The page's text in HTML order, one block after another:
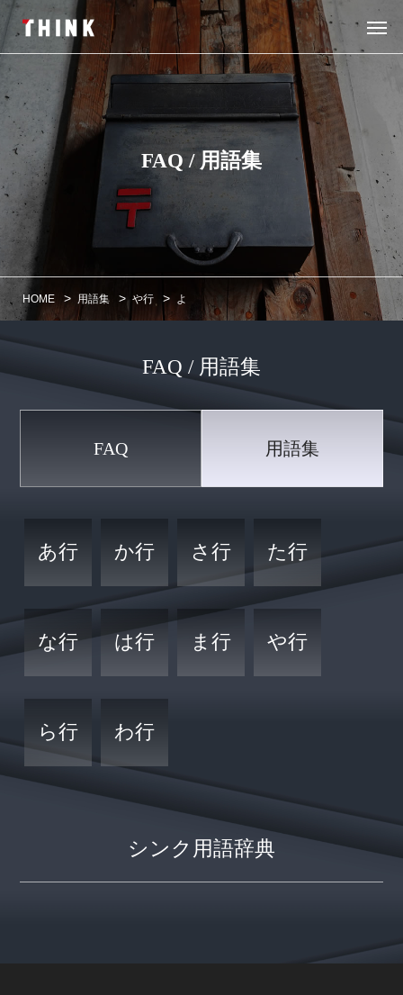
FAQ / 用語集
HOME > 用語集 > や行 > よ
FAQ / 用語集
FAQ 用語集
あ行 か行 さ行 た行
な行 は行 ま行 や行
ら行 わ行
シンク用語辞典